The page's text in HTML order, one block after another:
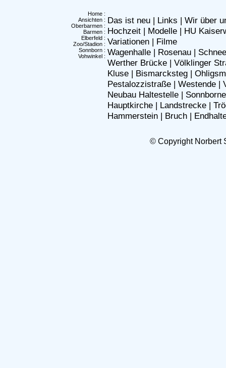
Home
Ansichten
Oberbarmen
Barmen
Elberfeld
Zoo/Stadion
Sonnborn
Vohwinkel
:
:
:
:
:
:
:
:
Das ist neu| Links | Wir über
Hochzeit| Modelle| HU
Variationen| Filme
Wagenhalle| Rosenau| Schnee
Werther Brücke| Völklinger
Kluse| Bismarcksteg|
Pestalozzistraße| Westende|
Neubau Haltestelle|
Hauptkirche| Landstrecke|
Hammerstein| Bruch|
© Copyright Norbert